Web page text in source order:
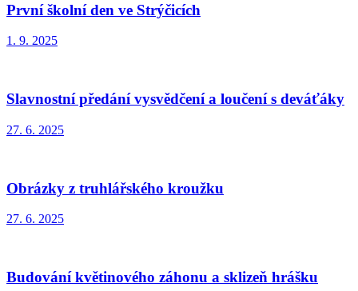
První školní den ve Strýčicích
1. 9. 2025
Slavnostní předání vysvědčení a loučení s deváťáky
27. 6. 2025
Obrázky z truhlářského kroužku
27. 6. 2025
Budování květinového záhonu a sklizeň hrášku